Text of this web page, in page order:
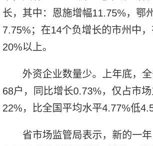
长，其中：恩施增幅11.75%，鄂
7.75%；在14个负增长的市州中
20%以上。
外资企业数量少。上年底，全
68户，同比增长0.73%，仅占市
22%，比全国平均水平4.77%低
省市场监管局表示，新的一年